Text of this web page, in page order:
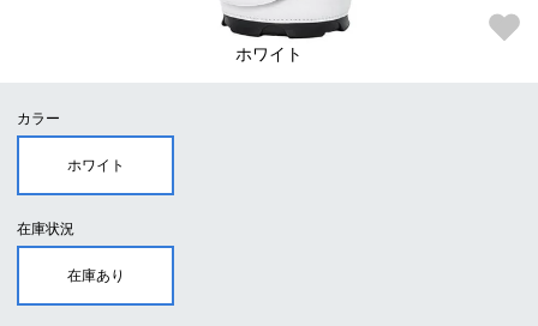
ホワイト
カラー
ホワイト
在庫状況
在庫あり